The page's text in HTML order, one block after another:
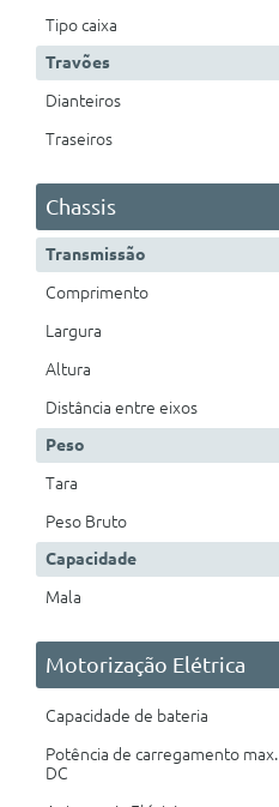
Tipo caixa
Travões
Dianteiros
Traseiros
Chassis
Transmissão
Comprimento
Largura
Altura
Distância entre eixos
Peso
Tara
Peso Bruto
Capacidade
Mala
Motorização Elétrica
Capacidade de bateria
Potência de carregamento max.
DC